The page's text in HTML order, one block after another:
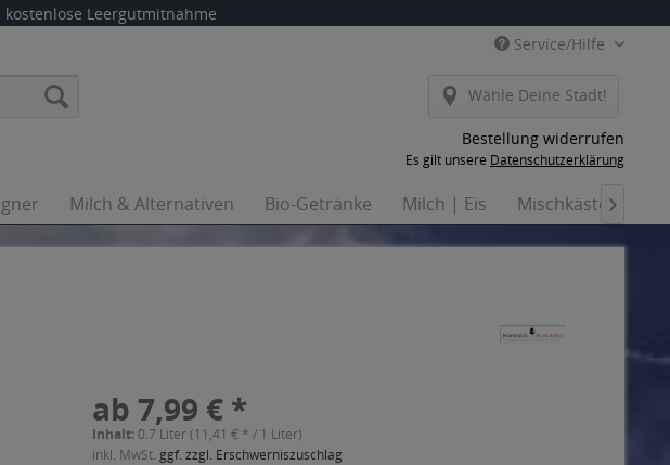
kostenlose Leergutmitnahme
Service/Hilfe
Wähle Deine Stadt!
Bestellung widerrufen
Es gilt unsere Datenschutzerklärung
Milch & Alternativen Bio-Getränke Milch | Eis Mischkästen

ab 7,99 € *
Inhalt: 0.7 Liter (11,41 € * / 1 Liter)
inkl. MwSt. ggf. zzgl. Erschwerniszuschlag